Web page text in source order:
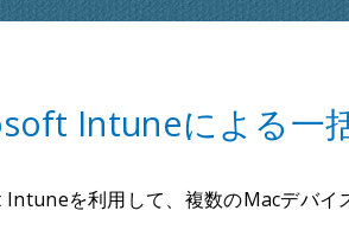
Intuneによる一
を利用して、複数のMacデバイ